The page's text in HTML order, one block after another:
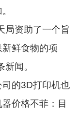
资助了一个旨
鲜食物的项
闻。
的3D打印机也
价格不菲：目